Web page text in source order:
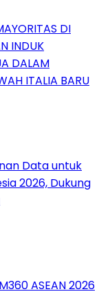
DI
INDUK
DALAM
ITALIA BARU
Data untuk
2026, Dukung
ASEAN 2026